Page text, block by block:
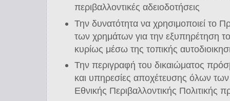
περιβαλλοντικές αδειοδοτήσεις
Την δυνατότητα να χρησιμοποιεί το
των χρημάτων για την εξυπηρέτηση
κυρίως μέσω της τοπικής
Την περιγραφή του δικαιώματος
και υπηρεσίες αποχέτευσης όλων
Εθνικής Περιβαλλοντικής Πολιτικής